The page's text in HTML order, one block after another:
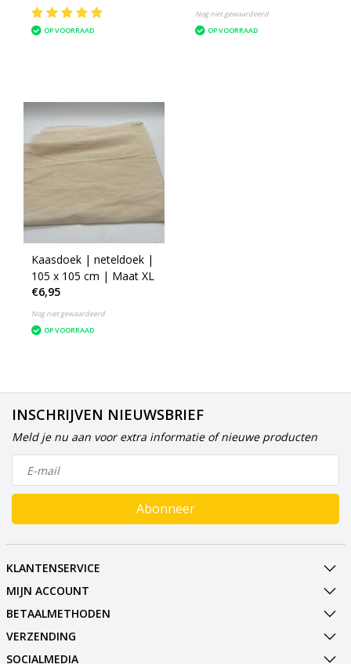
OP VOORRAAD
Nog niet gewaardeerd
OP VOORRAAD
Kaasdoek | neteldoek |
105 x 105 cm | Maat XL
€6,95
Nog niet gewaardeerd
OP VOORRAAD
INSCHRIJVEN NIEUWSBRIEF
Meld je nu aan voor extra informatie of nieuwe producten
Abonneer
KLANTENSERVICE
MIJN ACCOUNT
BETAALMETHODEN
VERZENDING
SOCIALMEDIA